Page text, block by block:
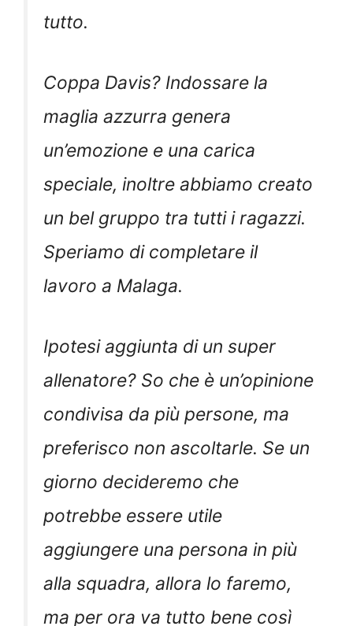
tutto.
Coppa Davis? Indossare la
maglia azzurra genera
un’emozione e una carica
speciale, inoltre abbiamo creato
un bel gruppo tra tutti i ragazzi.
Speriamo di completare il
lavoro a Malaga.
Ipotesi aggiunta di un super
allenatore? So che è un’opinione
condivisa da più persone, ma
preferisco non ascoltarle. Se un
giorno decideremo che
potrebbe essere utile
aggiungere una persona in più
alla squadra, allora lo faremo,
ma per ora va tutto bene così